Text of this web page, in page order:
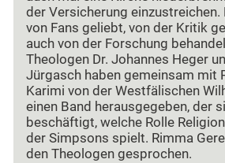
der Versicherung einzustreichen.
von Fans geliebt, von der Kritik
auch von der Forschung
Theologen Dr. Johannes Heger
Jürgasch haben gemeinsam mit
Karimi von der Westfälischen
einen Band herausgegeben, der
beschäftigt, welche Rolle
der Simpsons spielt. Rimma
den Theologen gesprochen.